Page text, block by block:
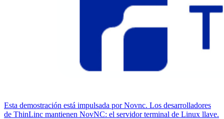
Esta demostración está impulsada por Novnc. Los desarrolladores
de ThinLinc mantienen NovNC: el servidor terminal de Linux llave.